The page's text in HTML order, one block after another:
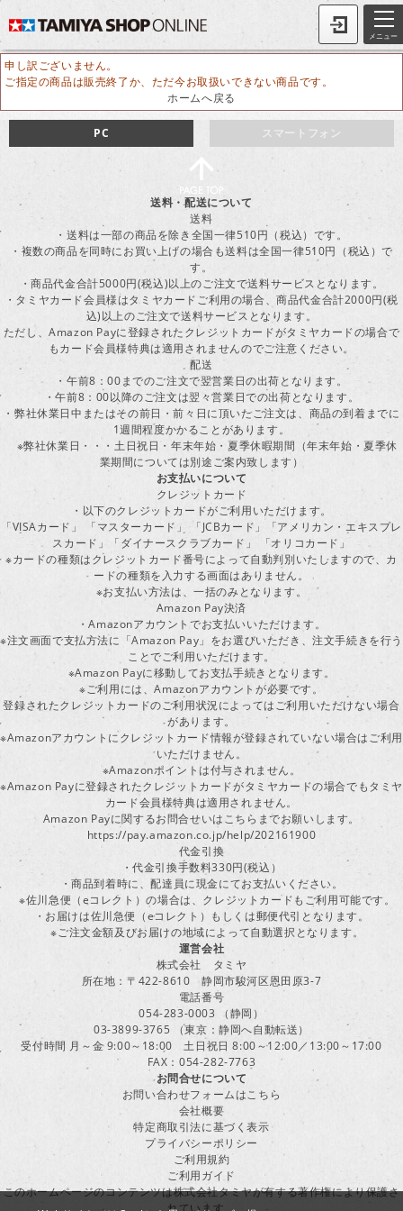
メニュー
申し訳ございません。
ご指定の商品は販売終了か、ただ今お取扱いできない商品です。
ホームへ戻る
スマートフォン
PC
送料・配送について
送料
・送料は一部の商品を除き全国一律510円（税込）です。
・複数の商品を同時にお買い上げの場合も送料は全国一律510円（税込）で
す。
・商品代金合計5000円(税込)以上のご注文で送料サービスとなります。
・タミヤカード会員様はタミヤカードご利用の場合、商品代金合計2000円(税
込)以上のご注文で送料サービスとなります。
ただし、Amazon Payに登録されたクレジットカードがタミヤカードの場合で
もカード会員様特典は適用されませんのでご注意ください。
配送
・午前8：00までのご注文で翌営業日の出荷となります。
・午前8：00以降のご注文は翌々営業日での出荷となります。
・弊社休業日中またはその前日・前々日に頂いたご注文は、商品の到着までに
1週間程度かかることがあります。
※弊社休業日・・・土日祝日・年末年始・夏季休暇期間（年末年始・夏季休
業期間については別途ご案内致します）
お支払いについて
クレジットカード
・以下のクレジットカードがご利用いただけます。
「VISAカード」 「マスターカード」 「JCBカード」「アメリカン・エキスプレ
スカード」「ダイナースクラブカード」 「オリコカード」
※カードの種類はクレジットカード番号によって自動判別いたしますので、カ
ードの種類を入力する画面はありません。
※お支払い方法は、一括のみとなります。
Amazon Pay決済
・Amazonアカウントでお支払いいただけます。
※注文画面で支払方法に「Amazon Pay」をお選びいただき、注文手続きを行う
ことでご利用いただけます。
※Amazon Payに移動してお支払手続きとなります。
※ご利用には、Amazonアカウントが必要です。
登録されたクレジットカードのご利用状況によってはご利用いただけない場合
があります。
※Amazonアカウントにクレジットカード情報が登録されていない場合はご利用
いただけません。
※Amazonポイントは付与されません。
※Amazon Payに登録されたクレジットカードがタミヤカードの場合でもタミヤ
カード会員様特典は適用されません。
Amazon Payに関するお問合せいはこちらまでお願いします。
https://pay.amazon.co.jp/help/202161900
代金引換
・代金引換手数料330円(税込）
・商品到着時に、配達員に現金にてお支払いください。
※佐川急便（eコレクト）の場合は、クレジットカードもご利用可能です。
・お届けは佐川急便（eコレクト）もしくは郵便代引となります。
※ご注文金額及びお届けの地域によって自動選択となります。
運営会社
株式会社 タミヤ
所在地：〒422-8610 静岡市駿河区恩田原3-7
電話番号
054-283-0003 （静岡）
03-3899-3765 （東京：静岡へ自動転送）
受付時間 月～金 9:00～18:00 土日祝日 8:00～12:00／13:00～17:00
FAX：054-282-7763
お問合せについて
お問い合わせフォームはこちら
会社概要
特定商取引法に基づく表示
プライバシーポリシー
ご利用規約
ご利用ガイド
このホームページのコンテンツは株式会社タミヤが有する著作権により保護さ
れています。